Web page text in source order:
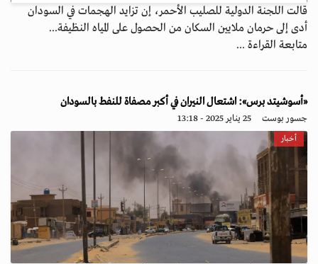
قالت اللجنة الدولية للصليب الأحمر، إن تزايد الهجمات في السودان
أدى إلى حرمان ملايين السكان من الحصول على المياه النظيفة...
متابعة القراءة ...
«أسوشيتد برس»: اشتعال النيران في أكبر مصفاة للنفط بالسودان
جسور بوست 25 يناير 2025 - 13:18
أخبار